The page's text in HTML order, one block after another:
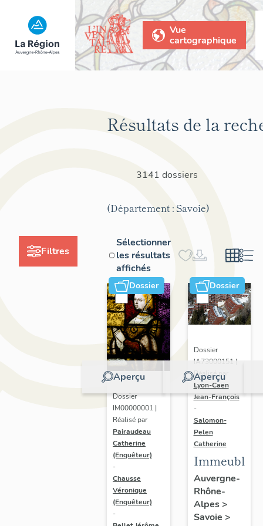
Vue
cartographique
Filtres
Résultats de la
3141 dossiers
(Département : Savoie)
Sélectionner
les résultats
affichés
Dossier
Aperçu
Dossier
IM00000001 |
Réalisé par
Pairaudeau
Catherine
(Enquêteur)
-
Chausse
Véronique
(Enquêteur)
-
Dossier
Aperçu
Dossier
IA73000151 |
Réalisé par
Lyon-Caen
Jean-François
-
Salomon-
Pelen
Catherine
Immeubles
Auvergne-
Rhône-
Alpes>
Savoie >